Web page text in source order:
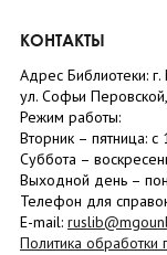
КОНТАКТЫ
Адрес Библиотеки:
ул. Софьи
Режим работы:
Вторник – пятница: с
Суббота – в
Выходной день –
Телефон для
E-mail:
Политика